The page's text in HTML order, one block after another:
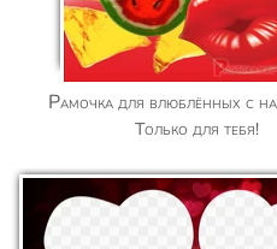
Рамочка для влюблённых с надписью -
Только для тебя!